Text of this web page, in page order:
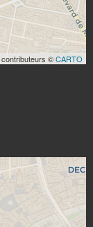
contributeurs ©CARTO